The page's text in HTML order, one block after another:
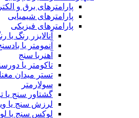
پارامترهای برق و
پارامترهای شیمیایی
پارامترهای فیزیکی
آنالایزر رنگ
آنمومتر یا
آهنربا سنج
تاکومتر یا
تستر میدان
سولارمتر
گشتاور سنج یا
لرزش سنج یا
لوکس سنج یا